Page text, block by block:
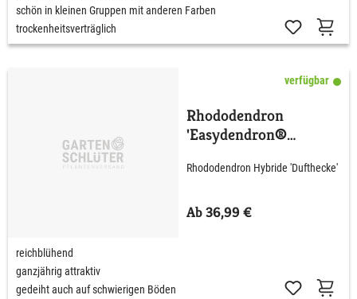
schön in kleinen Gruppen mit anderen Farben
trockenheitsverträglich
verfügbar
Rhododendron
'Easydendron®
50 cm
Rhododendron Hybride 'Dufthecke'
Ab 36,99 €
reichblühend
ganzjährig attraktiv
gedeiht auch auf schwierigen Böden